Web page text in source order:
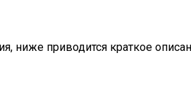
ниже приводится краткое